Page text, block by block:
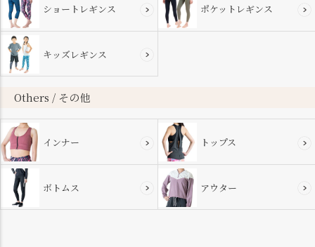
ショートレギンス ポケットレギンス
キッズレギンス
Others / その他
インナー トップス
ボトムス アウター